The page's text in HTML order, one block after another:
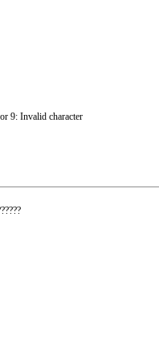
9: Invalid character